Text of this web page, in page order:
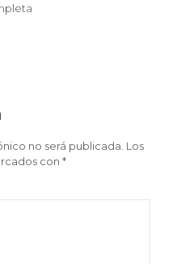
no será publicada. Los
con *